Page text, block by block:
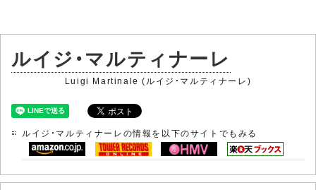
ルイジ・マルティナーレ
Luigi Martinale (ルイジ・マルティナーレ)
ルイジ・マルティナーレの情報を以下のサイトでもみる